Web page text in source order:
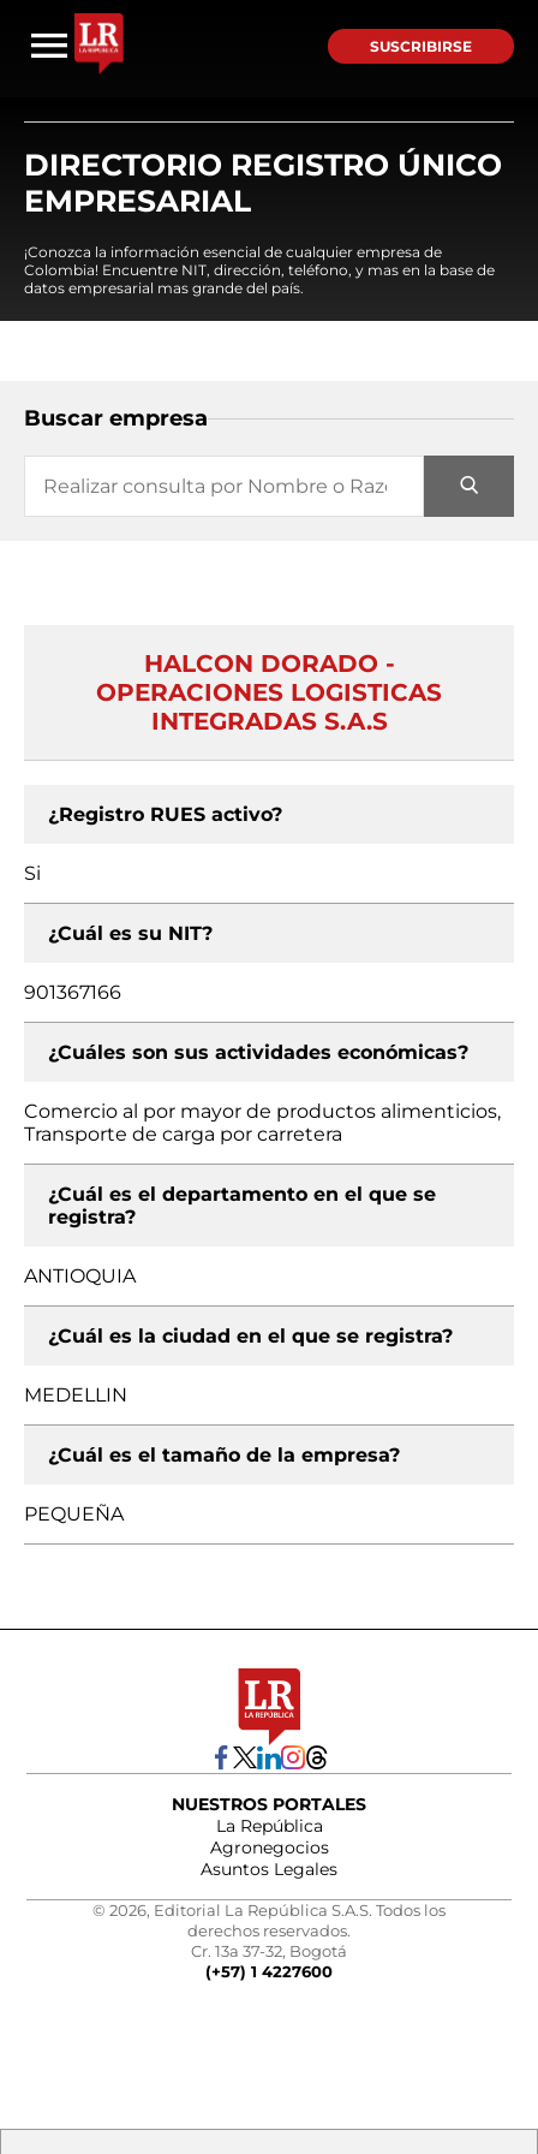
SUSCRIBIRSE
DIRECTORIO REGISTRO ÚNICO
EMPRESARIAL
¡Conozca la información esencial de cualquier empresa de
Colombia! Encuentre NIT, dirección, teléfono, y mas en la base de
datos empresarial mas grande del país.
Buscar empresa
HALCON DORADO -
OPERACIONES LOGISTICAS
INTEGRADAS S.A.S
¿Registro RUES activo?
Si
¿Cuál es su NIT?
901367166
¿Cuáles son sus actividades económicas?
Comercio al por mayor de productos alimenticios,
Transporte de carga por carretera
¿Cuál es el departamento en el que se
registra?
ANTIOQUIA
¿Cuál es la ciudad en el que se registra?
MEDELLIN
¿Cuál es el tamaño de la empresa?
PEQUEÑA
NUESTROS PORTALES
La República
Agronegocios
Asuntos Legales
© 2026, Editorial La República S.A.S. Todos los
derechos reservados.
Cr. 13a 37-32, Bogotá
(+57) 1 4227600